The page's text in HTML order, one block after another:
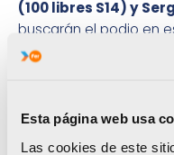
Esta página web usa
Las cookies de este
(100 libres S14) y
buscarán el podio en
europeo en tierras
(200 estilos S14)los
busca de los últimos